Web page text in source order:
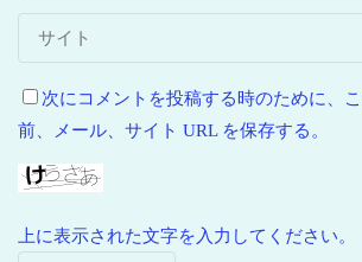
次にコメントを投稿する時のために、
前、メール、サイト URL を保存する。
上に表示された文字を入力してください。